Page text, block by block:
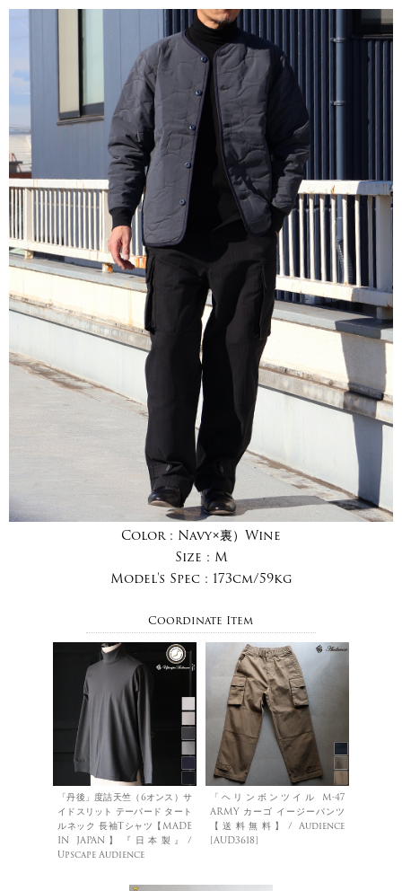
Color : Navy×裏）Wine
Size : M
Model's Spec : 173cm/59kg
Coordinate Item
「丹後」度詰天竺（6オンス）サ
イドスリット テーパード タート
ルネック 長袖Tシャツ【MADE
IN JAPAN】『日本製』/
Upscape Audience
「ヘリンボンツイル M-47
ARMY カーゴ イージーパンツ
【送料無料】/ Audience
[AUD3618]